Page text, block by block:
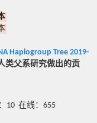
Haplogroup Tree 2019-
类父系研究做出的贡
10 在线：655